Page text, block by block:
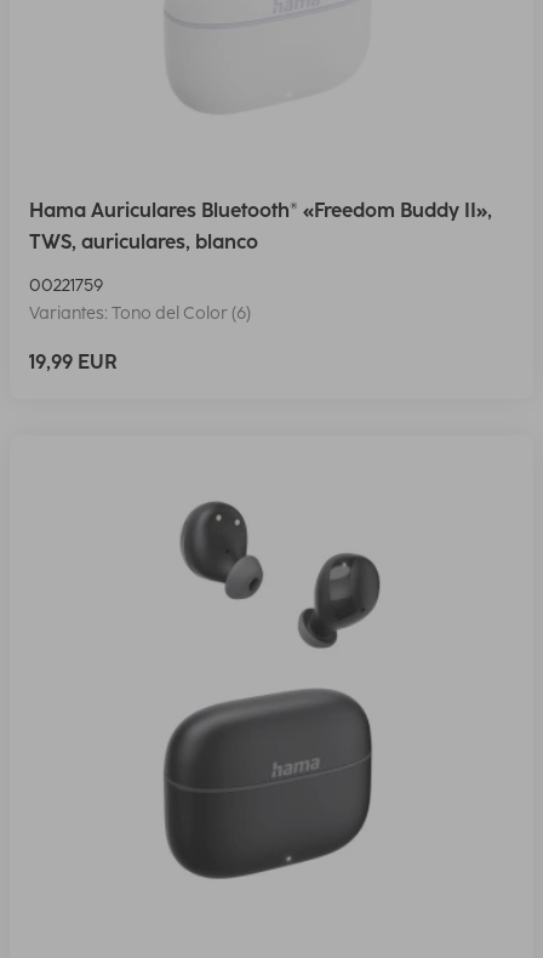
Hama Auriculares Bluetooth® «Freedom Buddy II»,
TWS, auriculares, blanco
00221759
Variantes: Tono del Color (6)
19,99 EUR